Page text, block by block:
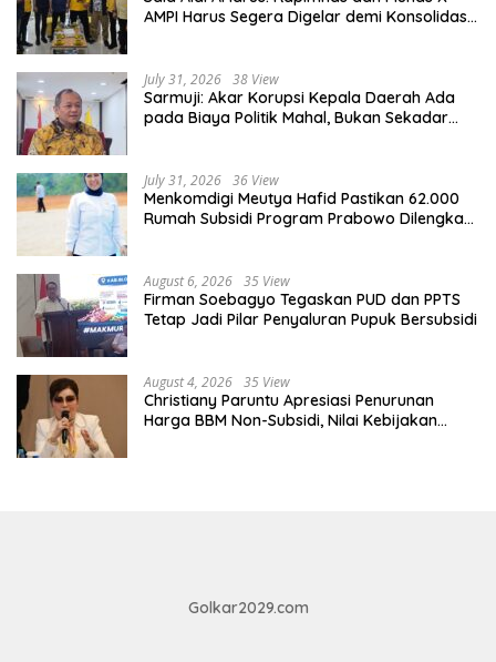
AMPI Harus Segera Digelar demi Konsolidasi
July 31, 2026 38 View
Sarmuji: Akar Korupsi Kepala Daerah Ada
pada Biaya Politik Mahal, Bukan Sekadar
July 31, 2026 36 View
Menkomdigi Meutya Hafid Pastikan 62.000
Rumah Subsidi Program Prabowo Dilengkapi
August 6, 2026 35 View
Firman Soebagyo Tegaskan PUD dan PPTS
Tetap Jadi Pilar Penyaluran Pupuk Bersubsidi
August 4, 2026 35 View
Christiany Paruntu Apresiasi Penurunan
Harga BBM Non-Subsidi, Nilai Kebijakan
Golkar2029.com